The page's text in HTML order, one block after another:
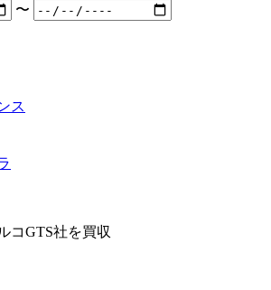
〜
ス
コGTS社を買収